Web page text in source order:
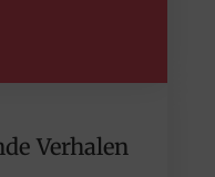
Verhalen